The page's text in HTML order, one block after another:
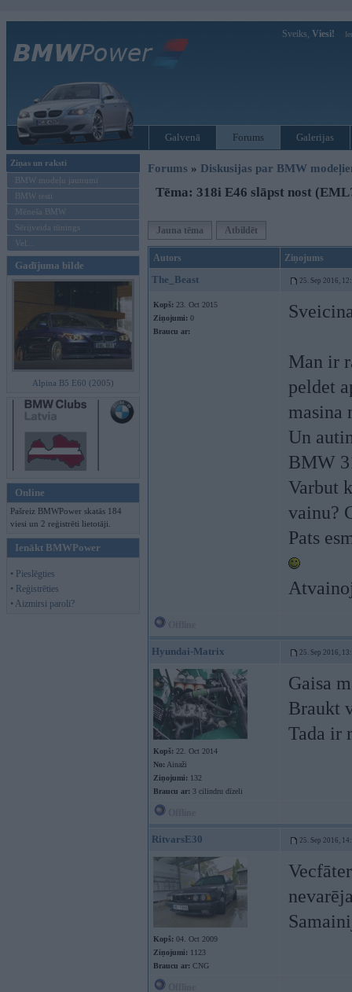
Sveiks, Viesi!
Galvenā Forums Galerijas
Ziņas un raksti
BMW modeļu jaunumi
BMW testi
Mēneša BMW
Sērijveida tūnings
Vel...
Gadījuma bilde
Alpina B5 E60 (2005)
Online
Pašreiz BMWPower skatās 184
viesi un 2 reģistrēti lietotāji.
Ienākt BMWPower
• Pieslēgties
• Reģistrēties
• Aizmirsi paroli?
Forums » Diskusijas par BMW
Tēma: 318i E46 slāpst nost
Jauna tēma Atbildēt
Autors Ziņojums
The_Beast 25. Sep 2016,
Kopš: 23. Oct 2015
Ziņojumi: 0
Braucu ar:
Man ir
peldet
masina
Un
BMW
Varbut
vainu?
Pats
Hyundai-Matrix 25. Sep 2016,
Kopš: 22. Oct 2014
No: Ainaži
Ziņojumi: 132
Braucu ar: 3 cilindru dīzeli
Gaisa
Braukt
Tada ir
RitvarsE30 25. Sep 2016,
Kopš: 04. Oct 2009
Ziņojumi: 1123
Braucu ar: CNG